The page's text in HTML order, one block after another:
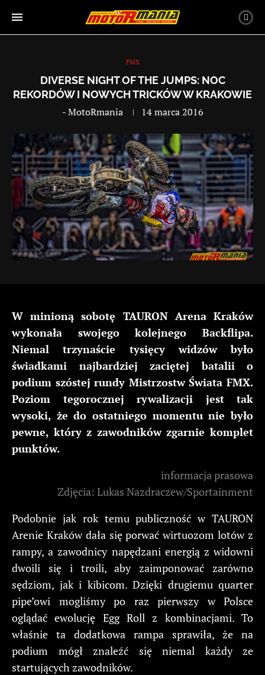
FMX
DIVERSE NIGHT OF THE JUMPS: NOC
REKORDÓW I NOWYCH TRICKÓW W KRAKOWIE
-MotoRmania 14 marca 2016
W minioną sobotę TAURON Arena Kraków
wykonała swojego kolejnego Backflipa.
Niemal trzynaście tysięcy widzów było
świadkami najbardziej zaciętej batalii o
podium szóstej rundy Mistrzostw Świata FMX.
Poziom tegorocznej rywalizacji jest tak
wysoki, że do ostatniego momentu nie było
pewne, który z zawodników zgarnie komplet
punktów.
informacja prasowa
Zdjęcia: Lukas Nazdraczew/Sportainment
Podobnie jak rok temu publiczność w TAURON
Arenie Kraków dała się porwać wirtuozom lotów z
rampy, a zawodnicy napędzani energią z widowni
dwoili się i troili, aby zaimponować zarówno
sędziom, jak i kibicom. Dzięki drugiemu quarter
pipe’owi mogliśmy po raz pierwszy w Polsce
oglądać ewolucję Egg Roll z kombinacjami. To
właśnie ta dodatkowa rampa sprawiła, że na
podium mógł znaleźć się niemal każdy ze
startujących zawodników.